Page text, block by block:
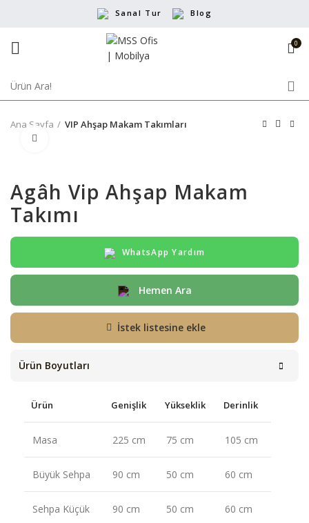
Sanal Tur Blog
0
Ana Sayfa
VIP Ahşap Makam Takımları
Agâh Vip Ahşap Makam
Takımı
WhatsApp Yardım
Hemen Ara
İstek listesine ekle
Ürün Boyutları
Ürün Genişlik Yükseklik Derinlik
Masa 225 cm 75 cm 105 cm
Büyük Sehpa 90 cm 50 cm 60 cm
Sehpa Küçük 90 cm 50 cm 60 cm